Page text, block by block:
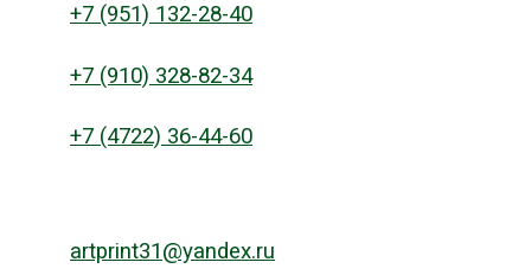
+7 (951) 132-28-40
+7 (910) 328-82-34
+7 (4722) 36-44-60
artprint31@yandex.ru